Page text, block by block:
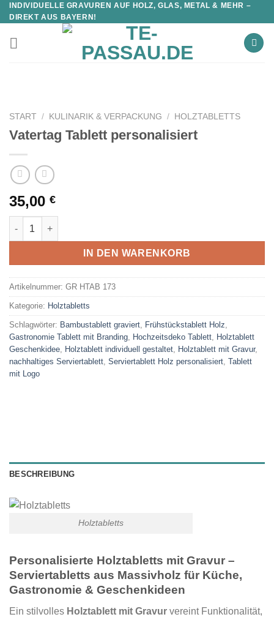
INDIVIDUELLE GRAVUREN AUF HOLZ, GLAS, METAL & MEHR –
DIREKT AUS BAYERN!
START / KULINARIK & VERPACKUNG / HOLZTABLETTS
Vatertag Tablett personalisiert
35,00 €
Vatertag Tablett personalisiert Menge
IN DEN WARENKORB
Artikelnummer: GR HTAB 173
Kategorie: Holztabletts
Schlagwörter: Bambustablett graviert, Frühstückstablett Holz,
Gastronomie Tablett mit Branding, Hochzeitsdeko Tablett, Holztablett
Geschenkidee, Holztablett individuell gestaltet, Holztablett mit Gravur,
nachhaltiges Serviertablett, Serviertablett Holz personalisiert, Tablett
mit Logo
BESCHREIBUNG
Holztabletts
Personalisierte Holztabletts mit Gravur –
Serviertabletts aus Massivholz für Küche,
Gastronomie & Geschenkideen
Ein stilvolles Holztablett mit Gravur vereint Funktionalität,